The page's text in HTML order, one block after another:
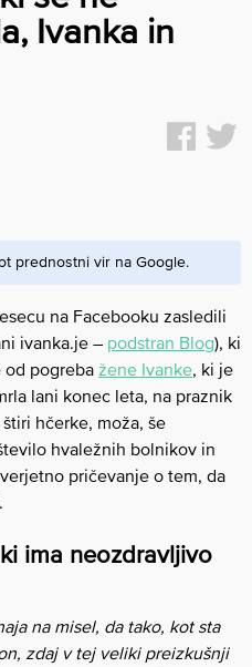
Ivanka in
prednostni vir na Google.
na Facebooku zasledili
ivanka.je – podstran Blog), ki
od pogreba žene Ivanke, ki je
lani konec leta, na praznik
hčerke, moža, še
hvaležnih bolnikov in
pričevanje o tem, da
ima neozdravljivo
na misel, da tako, kot sta
zdaj v tej veliki preizkušnji